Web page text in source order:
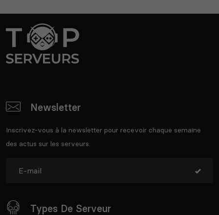
Newsletter
Inscrivez-vous à la newsletter pour recevoir chaque semaine
des actus sur les serveurs.
Types De Serveur